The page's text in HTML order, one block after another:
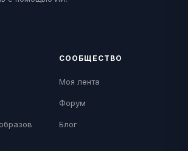
СООБЩЕСТВО
Моя лента
Форум
Блог